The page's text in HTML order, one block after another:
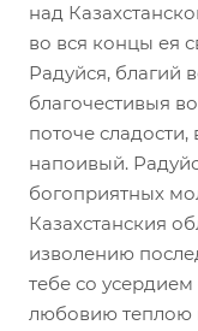
над
во вся концы ея
Радуйся, благий
благочестивыя
поточе
напоивый.
богоприятных
Казахстанския
изволению
тебе со
любовию теплою